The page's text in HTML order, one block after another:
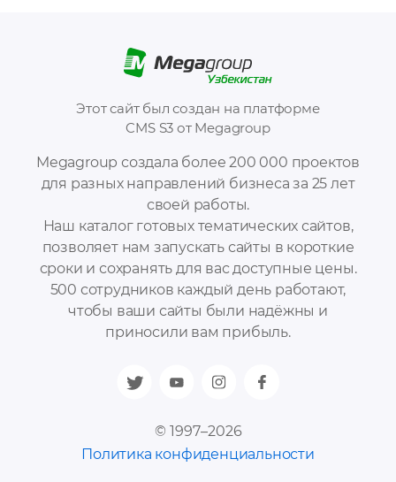
Megagroup создала более 200 000 проектов
для разных направлений бизнеса за 25 лет
своей работы.
Наш каталог готовых тематических сайтов,
позволяет нам запускать сайты в короткие
сроки и сохранять для вас доступные цены.
500 сотрудников каждый день работают,
чтобы ваши сайты были надёжны и
приносили вам прибыль.
© 1997–2026
Политика конфиденциальности
Этот сайт был создан на платформе
CMS S3 от Megagroup